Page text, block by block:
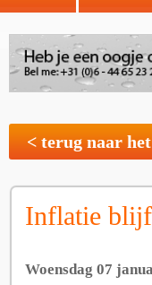
< terug naar
Inflatie
Woensdag 07